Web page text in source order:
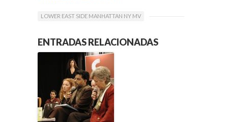
LOWER EAST SIDE MANHATTAN NY MV
ENTRADAS RELACIONADAS